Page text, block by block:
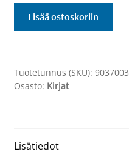
Idylliä
1875-
2000
Lisää ostoskoriin
Tuotetunnus (SKU): 9037003
Osasto: Kirjat
Lisätiedot